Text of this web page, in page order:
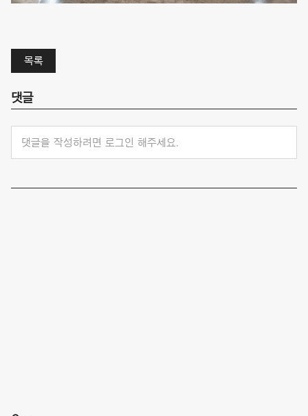
목록
댓글
댓글을 작성하려면 로그인 해주세요.